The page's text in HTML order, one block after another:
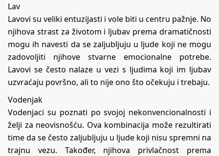
Lav
Lavovi su veliki entuzijasti i vole biti u centru pažnje. No
njihova strast za životom i ljubav prema dramatičnosti
mogu ih navesti da se zaljubljuju u ljude koji ne mogu
zadovoljiti njihove stvarne emocionalne potrebe.
Lavovi se često nalaze u vezi s ljudima koji im ljubav
uzvraćaju površno, ali to nije ono što očekuju i trebaju.
Vodenjak
Vodenjaci su poznati po svojoj nekonvencionalnosti i
želji za neovisnošću. Ova kombinacija može rezultirati
time da se često zaljubljuju u ljude koji nisu spremni na
trajnu vezu. Također, njihova privlačnost prema